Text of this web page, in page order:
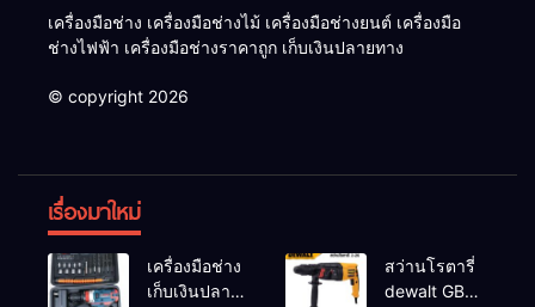
เครื่องมือช่าง เครื่องมือช่างไม้ เครื่องมือช่างยนต์ เครื่องมือ
ช่างไฟฟ้า เครื่องมือช่างราคาถูก เก็บเงินปลายทาง
© copyright 2026
เรื่องมาใหม่
เครื่องมือช่าง
เก็บเงินปลาย
สว่านโรตารี่
dewalt GBH